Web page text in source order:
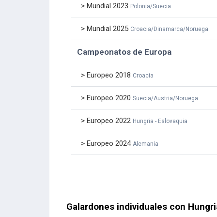
> Mundial 2023 Polonia/Suecia
> Mundial 2025 Croacia/Dinamarca/Noruega
Campeonatos de Europa
> Europeo 2018 Croacia
> Europeo 2020 Suecia/Austria/Noruega
> Europeo 2022 Hungria - Eslovaquia
> Europeo 2024 Alemania
Galardones individuales con